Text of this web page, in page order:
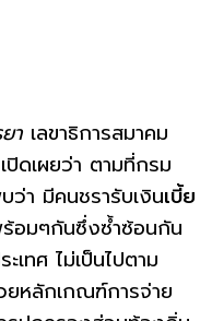
า เลขาธิการสมาคม
ดเผยว่า ตามที่กรม
า มีคนชรารับเงินเบี้ย
ร้อมๆกันซึ่งซ้ำซ้อนกัน
เทศ ไม่เป็นไปตาม
ยหลักเกณฑ์การจ่าย